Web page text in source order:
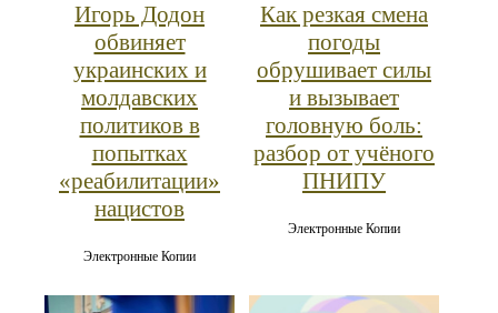
Игорь Додон
обвиняет
украинских и
молдавских
политиков в
попытках
«реабилитации»
нацистов
Электронные Копии
Как резкая смена
погоды
обрушивает силы
и вызывает
головную боль:
разбор от учёного
ПНИПУ
Электронные Копии